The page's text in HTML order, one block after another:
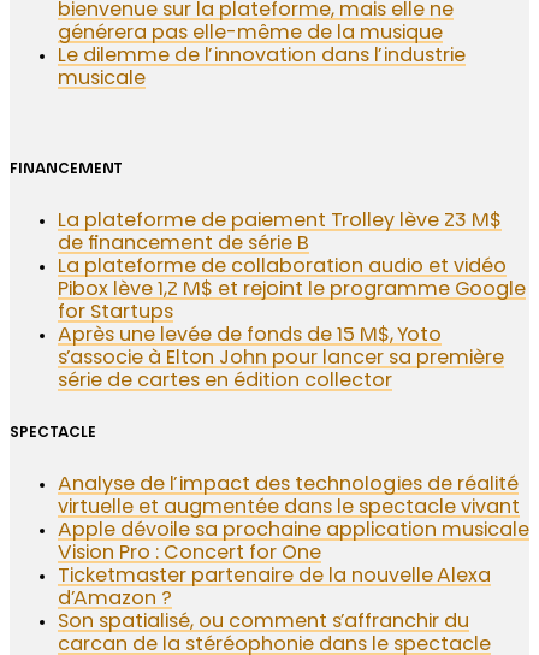
bienvenue sur la plateforme, mais elle ne
générera pas elle-même de la musique
Le dilemme de l’innovation dans l’industrie
musicale
FINANCEMENT
La plateforme de paiement Trolley lève 23 M$
de financement de série B
La plateforme de collaboration audio et vidéo
Pibox lève 1,2 M$ et rejoint le programme Google
for Startups
Après une levée de fonds de 15 M$, Yoto
s’associe à Elton John pour lancer sa première
série de cartes en édition collector
SPECTACLE
Analyse de l’impact des technologies de réalité
virtuelle et augmentée dans le spectacle vivant
Apple dévoile sa prochaine application musicale
Vision Pro : Concert for One
Ticketmaster partenaire de la nouvelle Alexa
d’Amazon ?
Son spatialisé, ou comment s’affranchir du
carcan de la stéréophonie dans le spectacle